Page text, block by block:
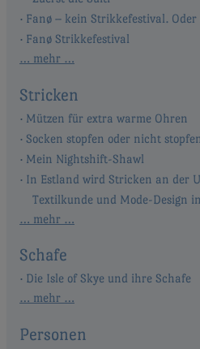
Fanø – kein Strikkefestival. Oder
Fanø Strikkefestival
… mehr …
Stricken
Mützen für extra warme Ohren
Socken stopfen oder nicht
Mein Nightshift-Shawl
In Estland wird Stricken an der
Textilkunde und Mode-Design
… mehr …
Schafe
Die Isle of Skye und ihre Schafe
… mehr …
Personen